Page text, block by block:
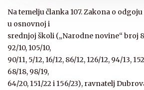
Na temelju članka 107. Zakona o
u osnovnoj i
srednjoj školi („Narodne novine“ broj
92/10, 105/10,
90/11, 5/12, 16/12, 86/12, 126/12, 94/13,
68/18, 98/19,
64/20, 151/22 i 156/23), ravnatelj